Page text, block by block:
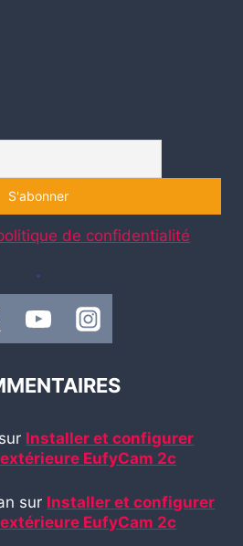
de confidentialité
.
sur Installer et configurer
EufyCam 2c
sur Installer et configurer
EufyCam 2c